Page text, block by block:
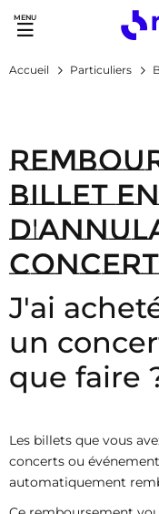
Accès direct :
Menu principal
Accueil Particuliers
billet
concert
J'ai
un
que faire
Les billets que vous
concerts ou
automatiquement